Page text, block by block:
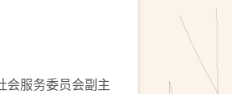
会服务委员会副主